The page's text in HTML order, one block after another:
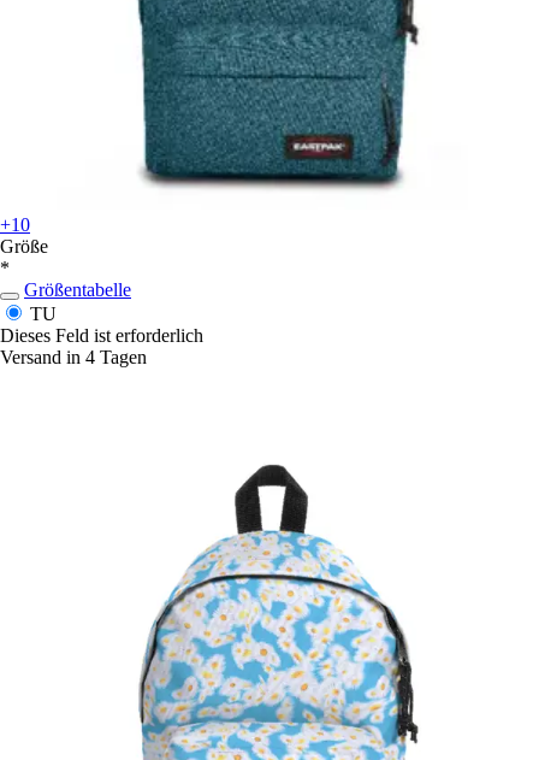
+10
Größe
*
Größentabelle
TU
Dieses Feld ist erforderlich
Versand in 4 Tagen